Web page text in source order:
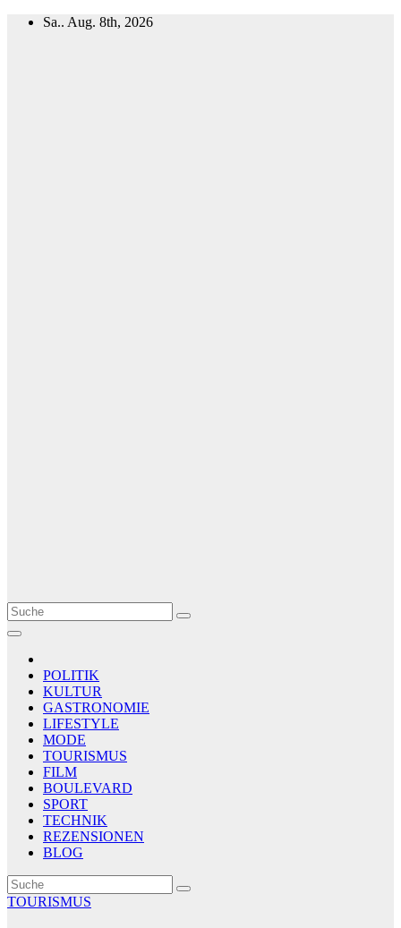
Zum
Sa.. Aug. 8th, 2026
Le Matin
AGENCE DE PRESSE
POLITIK
KULTUR
GASTRONOMIE
LIFESTYLE
MODE
TOURISMUS
FILM
BOULEVARD
SPORT
TECHNIK
REZENSIONEN
BLOG
TOURISMUS